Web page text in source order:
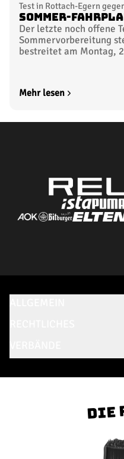
Test in Rottach-Egern
Sommer-
Der letzte noch offene
Sommervorbereitung
bestreitet am Montag,
Mehr lesen
Die